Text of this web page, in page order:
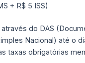
+ R$ 5 ISS)
do DAS
Nacional) até o
taxas obrigatórias